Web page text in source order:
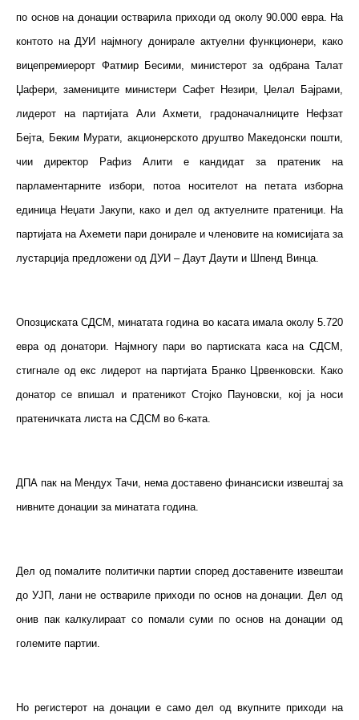
по основ на донации остварила приходи од околу 90.000 евра. На
контото на ДУИ најмногу донирале актуелни функционери, како
вицепремиерорт Фатмир Бесими, министерот за одбрана Талат
Џафери, замениците министери Сафет Незири, Џелал Бајрами,
лидерот на партијата Али Ахмети, градоначалниците Нефзат
Бејта, Беким Мурати, акционерското друштво Македонски пошти,
чии директор Рафиз Алити е кандидат за пратеник на
парламентарните избори, потоа носителот на петата изборна
единица Неџати Јакупи, како и дел од актуелните пратеници. На
партијата на Ахемети пари донирале и членовите на комисијата за
лустарција предложени од ДУИ – Даут Даути и Шпенд Винца.
Опозциската СДСМ, минатата година во касата имала околу 5.720
евра од донатори. Најмногу пари во партиската каса на СДСМ,
стигнале од екс лидерот на партијата Бранко Црвенковски. Како
донатор се впишал и пратеникот Стојко Пауновски, кој ја носи
пратеничката листа на СДСМ во 6-ката.
ДПА пак на Мендух Тачи, нема доставено финансиски извештај за
нивните донации за минатата година.
Дел од помалите политички партии според доставените извештаи
до УЈП, лани не оствариле приходи по основ на донации. Дел од
онив пак калкулираат со помали суми по основ на донации од
големите партии.
Но регистерот на донации е само дел од вкупните приходи на